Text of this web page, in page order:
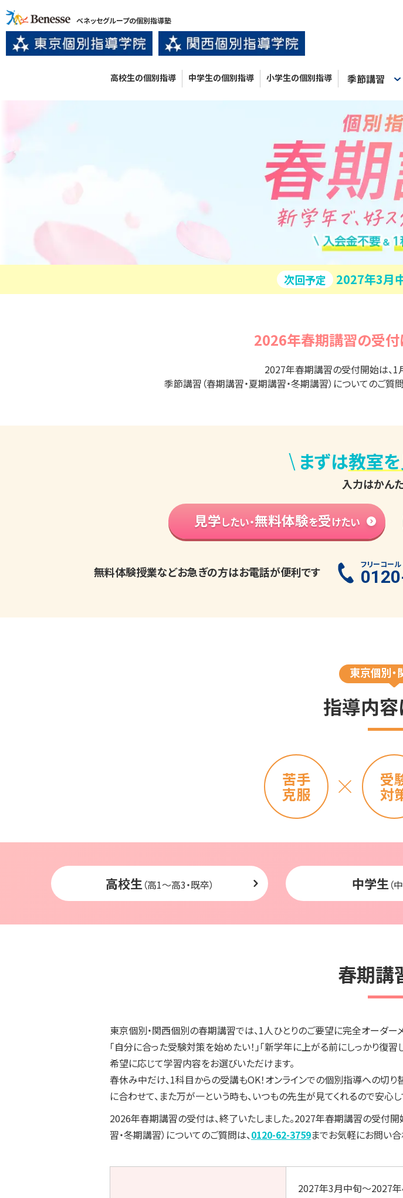
ベネッセグループの個別指導塾
高校生の個別指導 中学生の個別指導 小学生の個別指導 季節講習
次回予定 2027年3月
2026年春期講習の受付
2027年春期講習の受付開始は、1
季節講習（春期講習・夏期講習・冬期講習）についてのご質問
\ まずは教室
入力はかん
見学したい・無料体験を受けたい
無料体験授業などお急ぎの方はお電話が便利です
フリーコール
東京個別・
指導内容
苦手
克服
受
対
高校生 （高1〜高3・既卒） 中学生 （
春期講
東京個別・関西個別の春期講習では、1人ひとりのご要望に完全オーダーメ
「自分に合った受験対策を始めたい！」「新学年に上がる前にしっかり復
希望に応じて学習内容をお選びいただけます。
春休み中だけ、1科目からの受講もOK！オンラインでの個別指導への切
に合わせて、また万が一という時も、いつもの先生が見てくれるので安心
2026年春期講習の受付は、終了いたしました。2027年春期講習の受付開
習・冬期講習）についてのご質問は、0120-62-3759までお気軽にお問い合
2027年3月中旬〜2027